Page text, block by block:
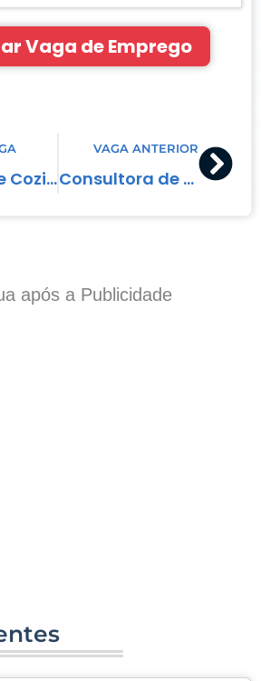
Vaga de Emprego
Auxiliar de Cozinha
VAGA ANTERIOR
Consultora de Vendas
após a Publicidade